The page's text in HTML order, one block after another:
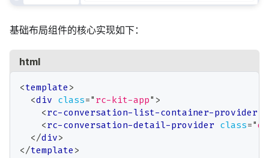
基础布局组件的核心实现如下：
html
<template >
<div class=" rc-kit-app" >
<rc-conversation-list-container-provider
<rc-conversation-detail-provider class="
</div>
</template >